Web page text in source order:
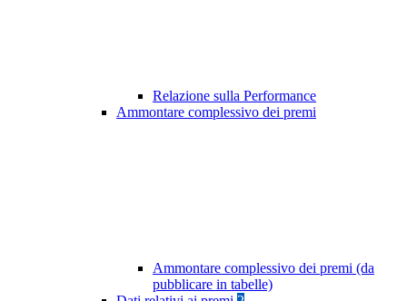
Relazione sulla Performance
Ammontare complessivo dei premi
Ammontare complessivo dei premi (da
pubblicare in tabelle)